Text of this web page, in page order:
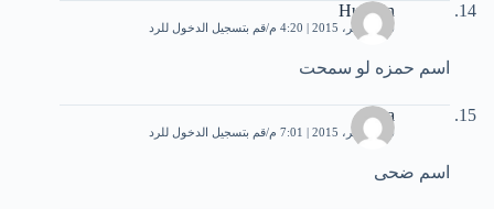
Hussein
26 نوفمبر، 2015 | 4:20 م قم بتسجيل الدخول للرد
اسم حمزه لو سمحت
doha
26 نوفمبر، 2015 | 7:01 م قم بتسجيل الدخول للرد
اسم ضحى